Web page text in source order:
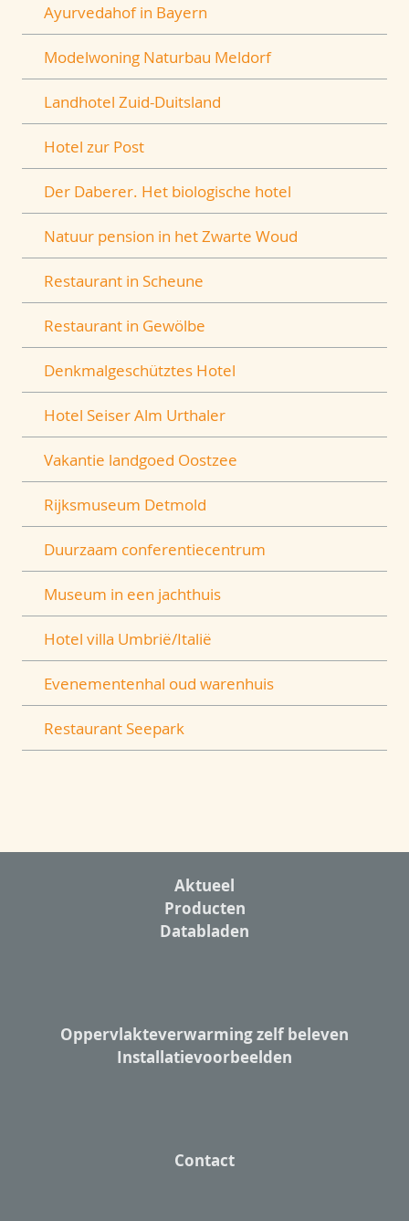
Ayurvedahof in Bayern
Modelwoning Naturbau Meldorf
Landhotel Zuid-Duitsland
Hotel zur Post
Der Daberer. Het biologische hotel
Natuur pension in het Zwarte Woud
Restaurant in Scheune
Restaurant in Gewölbe
Denkmalgeschütztes Hotel
Hotel Seiser Alm Urthaler
Vakantie landgoed Oostzee
Rijksmuseum Detmold
Duurzaam conferentiecentrum
Museum in een jachthuis
Hotel villa Umbrië/Italië
Evenementenhal oud warenhuis
Restaurant Seepark
Aktueel
Producten
Databladen
Oppervlakteverwarming zelf beleven
Installatievoorbeelden
Contact